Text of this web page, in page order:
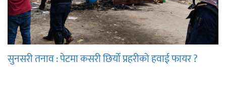
सुनसरी तनाव : पेटमा कसरी छिर्यो प्रहरीको हवाई फायर ?